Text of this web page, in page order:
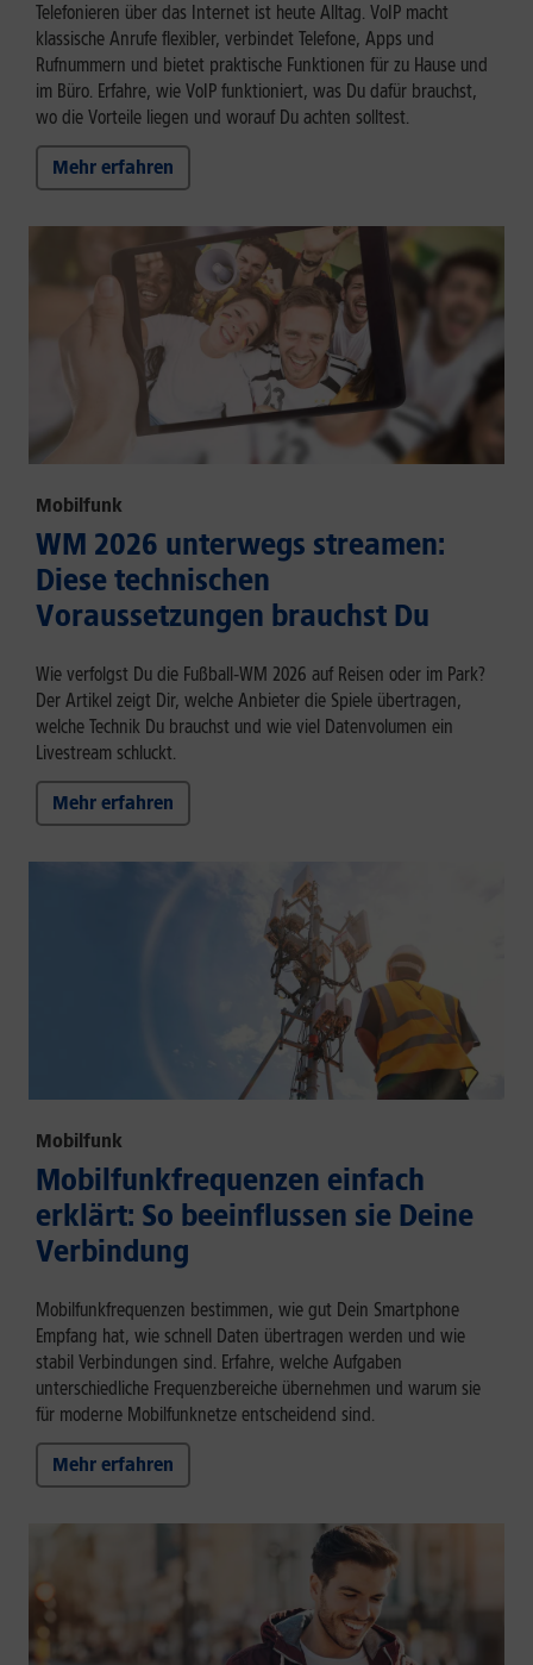
Telefonieren über das Internet ist heute Alltag. VoIP macht
klassische Anrufe flexibler, verbindet Telefone, Apps und
Rufnummern und bietet praktische Funktionen für zu Hause und
im Büro. Erfahre, wie VoIP funktioniert, was Du dafür brauchst,
wo die Vorteile liegen und worauf Du achten solltest.
Mehr erfahren
Mobilfunk
WM 2026 unterwegs streamen:
Diese technischen
Voraussetzungen brauchst Du
Wie verfolgst Du die Fußball‑WM 2026 auf Reisen oder im Park?
Der Artikel zeigt Dir, welche Anbieter die Spiele übertragen,
welche Technik Du brauchst und wie viel Datenvolumen ein
Livestream schluckt.
Mehr erfahren
Mobilfunk
Mobilfunkfrequenzen einfach
erklärt: So beeinflussen sie Deine
Verbindung
Mobilfunkfrequenzen bestimmen, wie gut Dein Smartphone
Empfang hat, wie schnell Daten übertragen werden und wie
stabil Verbindungen sind. Erfahre, welche Aufgaben
unterschiedliche Frequenzbereiche übernehmen und warum sie
für moderne Mobilfunknetze entscheidend sind.
Mehr erfahren